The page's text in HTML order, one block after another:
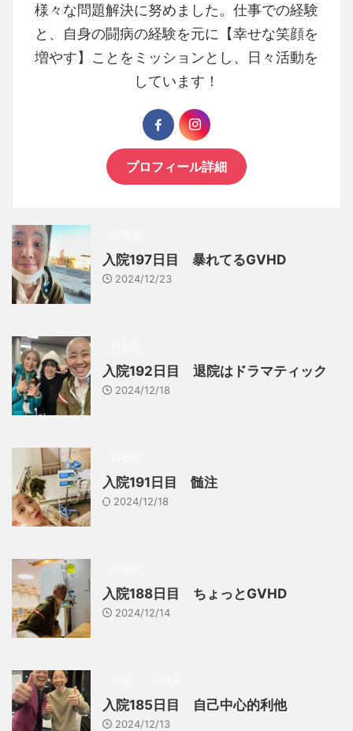
様々な問題解決に努めました。仕事での経験
と、自身の闘病の経験を元に【幸せな笑顔を
増やす】ことをミッションとし、日々活動を
しています！
プロフィール詳細
入院197日目 暴れてるGVHD
2024/12/23
入院192日目 退院はドラマティック
2024/12/18
入院191日目 髄注
2024/12/18
入院188日目 ちょっとGVHD
2024/12/14
入院185日目 自己中心的利他
2024/12/13